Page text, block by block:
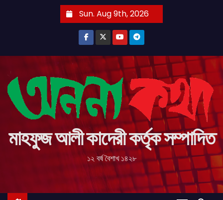
Sun. Aug 9th, 2026
মাহফুজ আলী কাদেরী কর্তৃক সম্পাদিত
১২ বর্ষ বৈশাখ ১৪২৮